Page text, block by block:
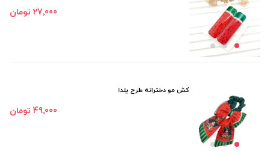
27٬000 تومان
کش مو دخترانه طرح یلدا
49٬000 تومان